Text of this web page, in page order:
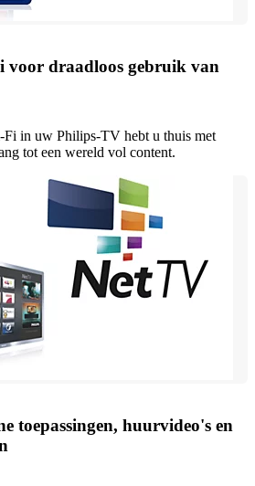
voor draadloos gebruik van
Fi in uw Philips-TV hebt u thuis met
tot een wereld vol content.
toepassingen, huurvideo's en